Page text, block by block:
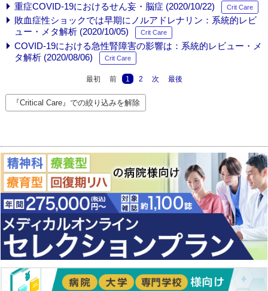
重症COVID-19におけるせん妄・脳症 (2020/10/22) Crit Care
敗血症性ショックでは早期にノルアドレナリン：系統的レビ
ュー・メタ解析 (2020/10/05)
Crit Care
COVID-19における急性腎障害の影響は：系統的レビュー・メ
タ解析 (2020/08/06)
Crit Care
最初 前 1 2 次 最後
『Critical Care』での絞り込みを解除